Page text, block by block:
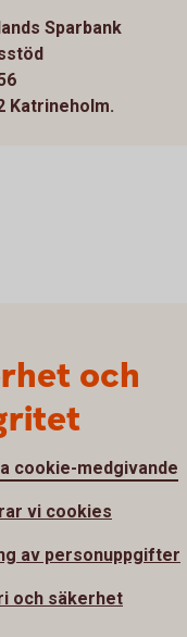
Sparbank
Katrineholm.
och
cookie-medgivande
vi cookies
av personuppgifter
och säkerhet